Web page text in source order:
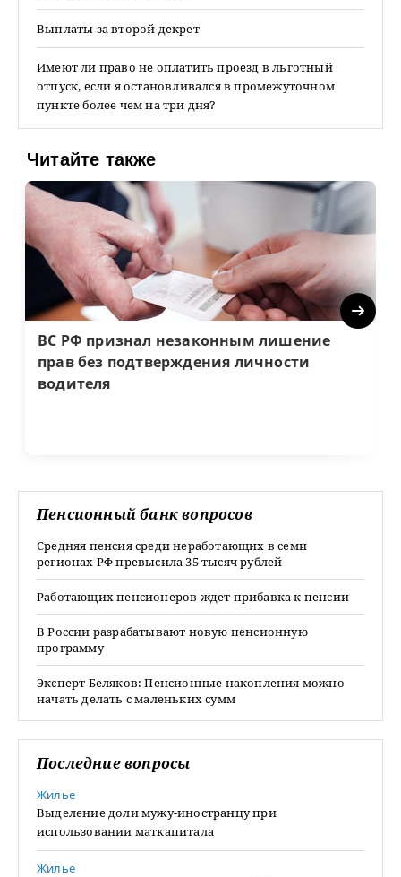
Выплаты за второй декрет
Имеют ли право не оплатить проезд в льготный
отпуск, если я остановливался в промежуточном
пункте более чем на три дня?
Читайте также
ВС РФ признал незаконным лишение
прав без подтверждения личности
водителя
Next
Пенсионный банк вопросов
Средняя пенсия среди неработающих в семи
регионах РФ превысила 35 тысяч рублей
Работающих пенсионеров ждет прибавка к пенсии
В России разрабатывают новую пенсионную
программу
Эксперт Беляков: Пенсионные накопления можно
начать делать с маленьких сумм
Последние вопросы
Жилье
Выделение доли мужу-иностранцу при
использовании маткапитала
Жилье